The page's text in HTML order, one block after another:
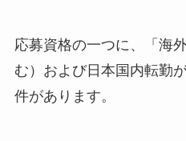
応募資格の一つに、「海
む）および日本国内転勤
件があります。